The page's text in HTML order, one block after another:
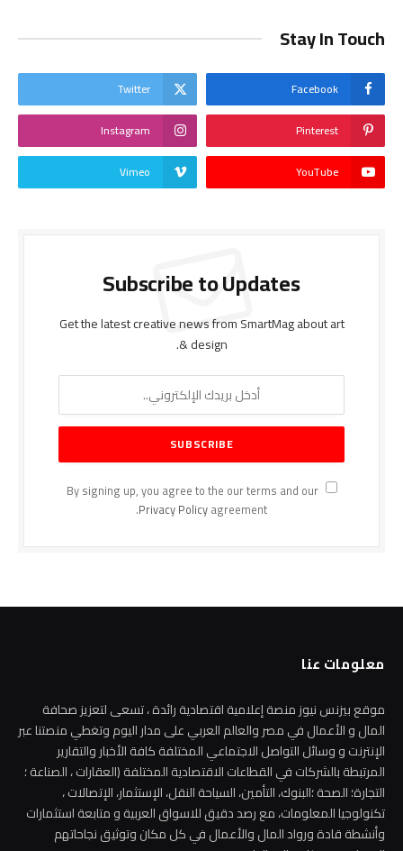
Stay In Touch
Facebook
Twitter
Pinterest
Instagram
YouTube
Vimeo
Subscribe to Updates
Get the latest creative news from SmartMag about art
& design.
By signing up, you agree to the our terms and our
Privacy Policyagreement.
معلومات عنا
موقع بيزنس نيوز منصة إعلامية اقتصادية رائدة ، تسعى لتعزيز صحافة
المال و الأعمال في مصر والعالم العربي على مدار اليوم وتغطي منصتنا عبر
الإنترنت و وسائل التواصل الاجتماعي المختلفة كافة الأخبار والتقارير
المرتبطة بالشركات في القطاعات الاقتصادية المختلفة (العقارات ، الصناعة ؛
التجارة؛ الصحة ؛البنوك، التأمين، السياحة النقل، الإستثمار، الإتصالات ،
تكنولوجيا المعلومات، مع رصد دقيق للاسواق العربية و متابعة استثمارات
وأنشطة قادة ورواد المال والأعمال في كل مكان وتوثيق نجاحاتهم